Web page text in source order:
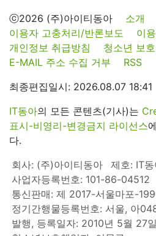
ⓒ2026 (주)아이티동아 소개
이용자 고충처리/반론보도
이
개인정보 취급방침
청소년 보
E-MAIL 주소 수집 거부
RSS
최종편집일시: 2026.08.07 18:41
IT동아의 모든 콘텐츠(기사)는
표시-비영리-변경금지 라이선스
다.
회사: (주)아이티동아
제호: IT
사업자등록번호: 101-86-04512
통신판매: 제 2017-서울마포-
정기간행물등록번호: 서울, 아
발행, 등록일자: 2010년 5월 27일